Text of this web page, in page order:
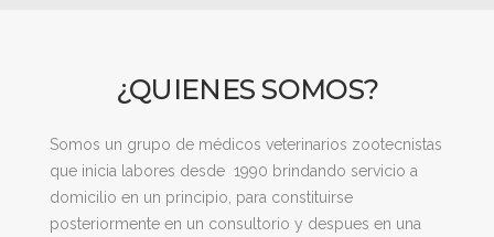
¿QUIENES SOMOS?
Somos un grupo de médicos veterinarios zootecnistas
que inicia labores desde 1990 brindando servicio a
domicilio en un principio, para constituirse
posteriormente en un consultorio y despues en una